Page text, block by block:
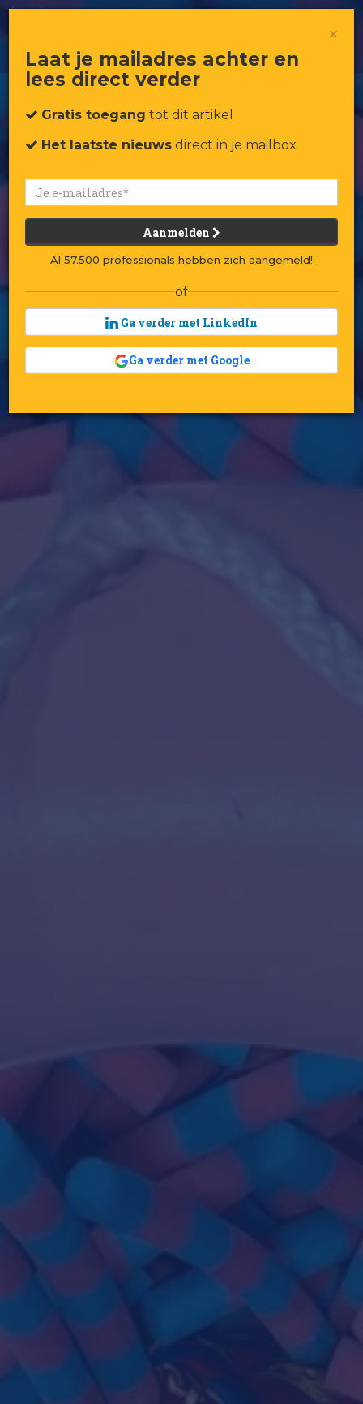
×
Laat je mailadres achter en
lees direct verder
Gratis toegang tot dit artikel
Het laatste nieuws direct in je mailbox
Aanmelden
Al 57.500 professionals hebben zich aangemeld!
of
Ga verder met LinkedIn
Ga verder met Google